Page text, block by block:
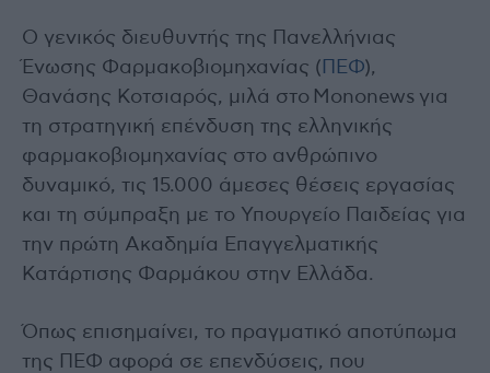
Ο γενικός διευθυντής της Πανελλήνιας
Ένωσης Φαρμακοβιομηχανίας ( ΠΕΦ),
Θανάσης Κοτσιαρός, μιλά στο Mononews για
τη στρατηγική επένδυση της ελληνικής
φαρμακοβιομηχανίας στο ανθρώπινο
δυναμικό, τις 15.000 άμεσες θέσεις εργασίας
και τη σύμπραξη με το Υπουργείο Παιδείας για
την πρώτη Ακαδημία Επαγγελματικής
Κατάρτισης Φαρμάκου στην Ελλάδα.
Όπως επισημαίνει, το πραγματικό αποτύπωμα
της ΠΕΦ αφορά σε επενδύσεις, που